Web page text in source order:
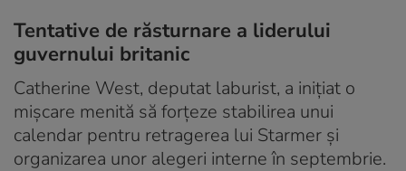
Tentative de răsturnare a liderului
guvernului britanic
Catherine West, deputat laburist, a inițiat o
mișcare menită să forțeze stabilirea unui
calendar pentru retragerea lui Starmer și
organizarea unor alegeri interne în septembrie.